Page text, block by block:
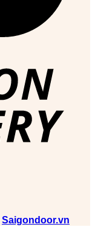
Saigondoor.vn